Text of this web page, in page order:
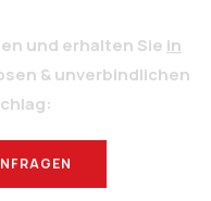
und erhalten Sie in
& unverbindlichen